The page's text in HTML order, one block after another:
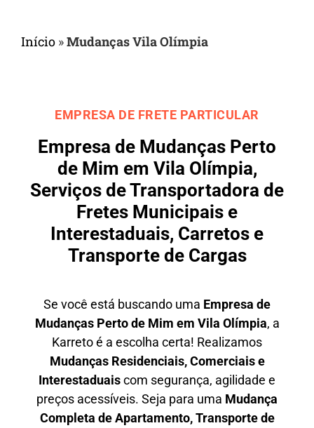
Início »Mudanças Vila Olímpia
EMPRESA DE FRETE PARTICULAR
Empresa de Mudanças Perto
de Mim em Vila Olímpia,
Serviços de Transportadora de
Fretes Municipais e
Interestaduais, Carretos e
Transporte de Cargas
Se você está buscando uma Empresa de
Mudanças Perto de Mim em Vila Olímpia, a
Karreto é a escolha certa! Realizamos
Mudanças Residenciais, Comerciais e
Interestaduaiscom segurança, agilidade e
preços acessíveis. Seja para uma Mudança
Completa de Apartamento, Transporte de